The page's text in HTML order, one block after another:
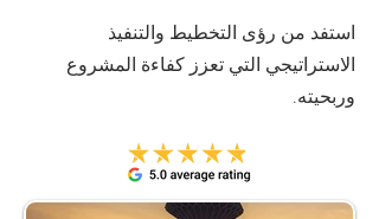
استفد من رؤى التخطيط والتنفيذ
الاستراتيجي التي تعزز كفاءة المشروع
وربحيته.